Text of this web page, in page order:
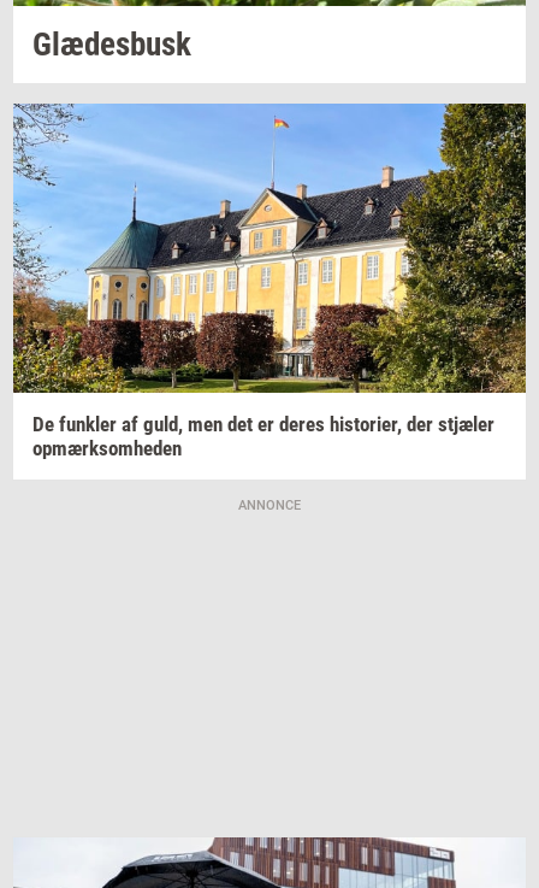
Glæ­des­busk
De funk­ler af guld, men det er deres hi­sto­ri­er, der stjæ­ler
op­mærk­som­he­den
ANNONCE